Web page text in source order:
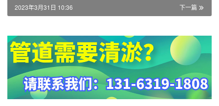
下一篇
2023年3月31日 10:36